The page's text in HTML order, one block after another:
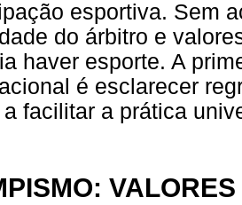
esportiva. Sem
do árbitro e
haver esporte. A
é esclarecer
a facilitar a prática